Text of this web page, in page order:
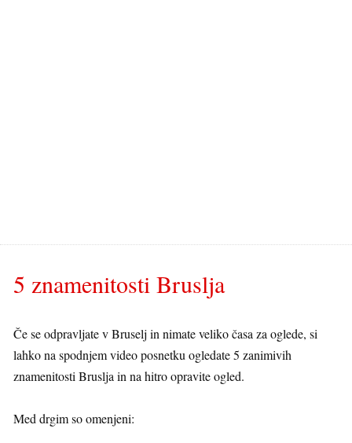
5 znamenitosti Bruslja
Če se odpravljate v Bruselj in nimate veliko časa za oglede, si
lahko na spodnjem video posnetku ogledate 5 zanimivih
znamenitosti Bruslja in na hitro opravite ogled.
Med drgim so omenjeni: